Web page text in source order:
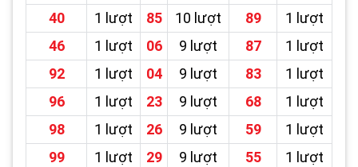
40
1 lượt 85 10 lượt 89
1 lượt
46
1 lượt 06 9 lượt 87
1 lượt
92
1 lượt 04 9 lượt 83
1 lượt
96
1 lượt 23 9 lượt 68
1 lượt
98
1 lượt 26 9 lượt 59
1 lượt
99
1 lượt 29 9 lượt 55 1 lượt